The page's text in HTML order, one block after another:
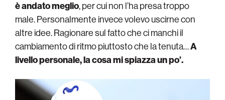
è andato meglio, per cui non l’ha presa troppo
male. Personalmente invece volevo uscirne con
altre idee. Ragionare sul fatto che ci manchi il
cambiamento di ritmo piuttosto che la tenuta…A
livello personale, la cosa mi spiazza un po’.